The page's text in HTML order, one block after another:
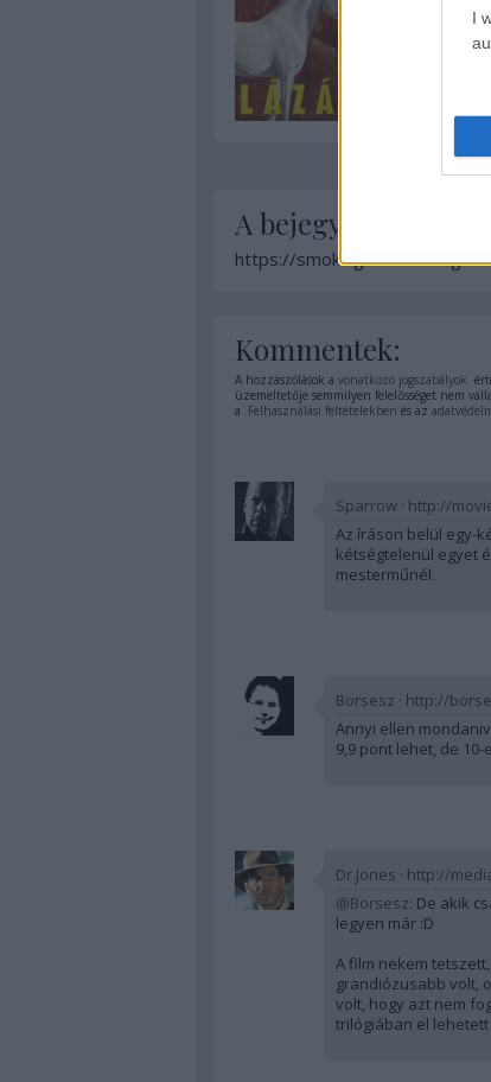
I
A bejegyzés
https://
Kommentek:
A hozzászólások a vonatkozó jogszabályok
üzemeltetője semmilyen felelősséget nem
a Felhasználási feltételekben és az
Sparrow · http://
Az íráson belül egy-
kétségtelenül egyet
mesterműnél.
Borsesz · http://
Annyi ellen
9,9 pont lehet, de 10-
Dr.Jones · http://
@Borsesz: De akik
legyen már :D
A film nekem
grandiózusabb volt,
volt, hogy azt nem
trilógiában el